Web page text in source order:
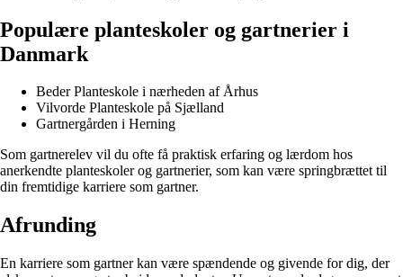
Populære planteskoler og gartnerier i
Danmark
Beder Planteskole i nærheden af Århus
Vilvorde Planteskole på Sjælland
Gartnergården i Herning
Som gartnerelev vil du ofte få praktisk erfaring og lærdom hos
anerkendte planteskoler og gartnerier, som kan være springbrættet til
din fremtidige karriere som gartner.
Afrunding
En karriere som gartner kan være spændende og givende for dig, der